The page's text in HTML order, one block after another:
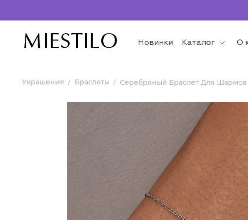
Новинки
Каталог О
Украшения Браслеты Серебряный Браслет Для Шармов